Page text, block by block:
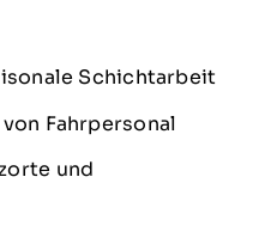
Schichtarbeit
Fahrpersonal
und